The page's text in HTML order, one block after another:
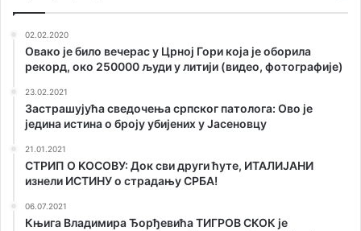
02.02.2020
Овако је било вечерас у Црној Гори која је оборила
рекорд, око 250000 људи у литији (видео, фотографије)
23.02.2021
Застрашујућа сведочења српског патолога: Ово је
једина истина о броју убијених у Јасеновцу
21.01.2021
СТРИП О KОСОВУ: Док сви други ћуте, ИТАЛИЈАНИ
изнели ИСТИНУ о страдању СРБА!
06.07.2021
Књига Владимира Ђорђевића ТИГРОВ СКОК је